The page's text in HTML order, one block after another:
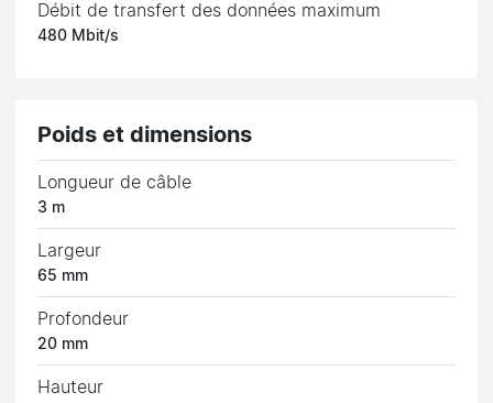
Débit de transfert des données maximum
480 Mbit/s
Poids et dimensions
Longueur de câble
3 m
Largeur
65 mm
Profondeur
20 mm
Hauteur